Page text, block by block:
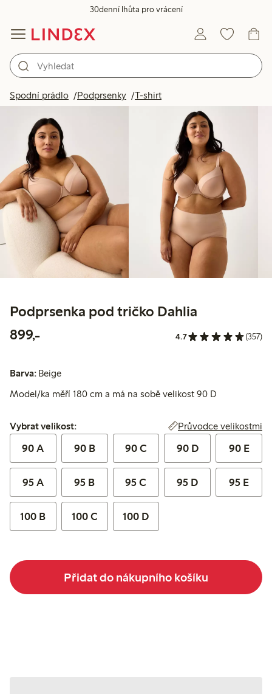
30denní lhůta pro vrácení
Spodní prádlo Podprsenky T-shirt
Podprsenka pod tričko Dahlia
899,-899,00 Kč 4.7 (357)
Barva: Beige
Model/ka měří 180 cm a má na sobě velikost 90 D
Vybrat velikost:
Vybrat velikost: Průvodce velikostmi
90 A 90 B 90 C 90 D 90 E
95 A 95 B 95 C 95 D 95 E
100 B 100 C 100 D
Přidat do nákupního košíku